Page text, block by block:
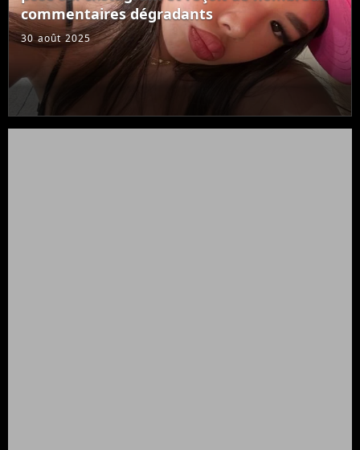
commentaires dégradants
30 août 2025